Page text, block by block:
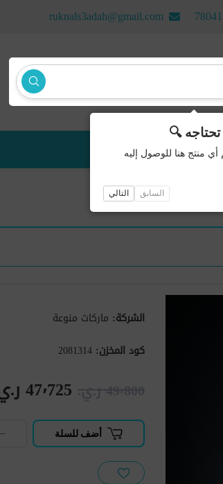
ruknals3adah@gmail.com
منتجات جديدة
الشركة: ماركات منوعة
كود المخزن: 2081314
47٬725 ر.ي.‏
أضف للسلة
🔍
منتج هنا للوصول إليه
السابق التالي